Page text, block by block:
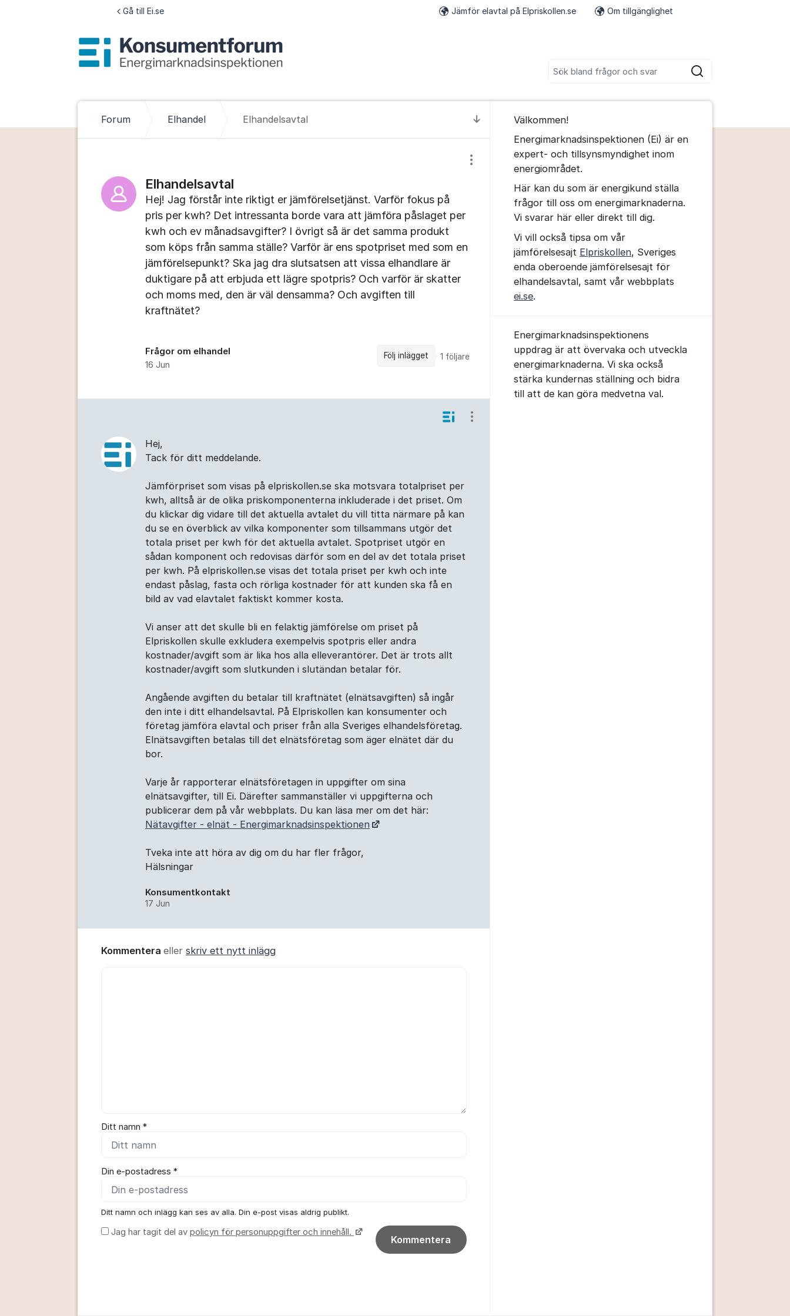
Sök
Gå till Ei.se Jämför elavtal på Elpriskollen.se Om tillgänglighetFler supportlänkar
Till senaste kommentaren
Forum Elhandel Elhandelsavtal
Elhandelsavtal
Visa/dölj inställningar för inlägg/kommentar
Hej! Jag förstår inte riktigt er jämförelsetjänst. Varför fokus på
pris per kwh? Det intressanta borde vara att jämföra påslaget per
kwh och ev månadsavgifter? I övrigt så är det samma produkt
som köps från samma ställe? Varför är ens spotpriset med som en
jämförelsepunkt? Ska jag dra slutsatsen att vissa elhandlare är
duktigare på att erbjuda ett lägre spotpris? Och varför är skatter
och moms med, den är väl densamma? Och avgiften till
kraftnätet? ​
Frågor om elhandel
16 Jun
Följ inlägget 1 följare
Hej,
Tack för ditt meddelande.
Jämförpriset som visas på elpriskollen.se ska motsvara totalpriset per
kwh, alltså är de olika priskomponenterna inkluderade i det priset. Om
du klickar dig vidare till det aktuella avtalet du vill titta närmare på kan
du se en överblick av vilka komponenter som tillsammans utgör det
totala priset per kwh för det aktuella avtalet. Spotpriset utgör en
sådan komponent och redovisas därför som en del av det totala priset
per kwh. På elpriskollen.se visas det totala priset per kwh och inte
endast påslag, fasta och rörliga kostnader för att kunden ska få en
bild av vad elavtalet faktiskt kommer kosta.
Vi anser att det skulle bli en felaktig jämförelse om priset på
Elpriskollen skulle exkludera exempelvis spotpris eller andra
kostnader/avgift som är lika hos alla elleverantörer. Det är trots allt
kostnader/avgift som slutkunden i slutändan betalar för.
Angående avgiften du betalar till kraftnätet (elnätsavgiften) så ingår
den inte i ditt elhandelsavtal. På Elpriskollen kan konsumenter och
företag jämföra elavtal och priser från alla Sveriges elhandelsföretag.
Elnätsavgiften betalas till det elnätsföretag som äger elnätet där du
bor.
Varje år rapporterar elnätsföretagen in uppgifter om sina
elnätsavgifter, till Ei. Därefter sammanställer vi uppgifterna och
publicerar dem på vår webbplats. Du kan läsa mer om det här:
Nätavgifter - elnät - Energimarknadsinspektionen
Tveka inte att höra av dig om du har fler frågor,
Hälsningar
Konsumentkontakt
17 Jun
Visa/dölj inställningar för inlägg/kommentar
Kommentera eller skriv ett nytt inlägg
Ditt namn *
Din e-postadress *
Ditt namn och inlägg kan ses av alla. Din e-post visas aldrig publikt.
Jag har tagit del av policyn för personuppgifter och innehåll.
Kommentera
Välkommen!
Energimarknadsinspektionen (Ei) är en
expert- och tillsynsmyndighet inom
energiområdet.
Här kan du som är energikund ställa
frågor till oss om energimarknaderna.
Vi svarar här eller direkt till dig.
Vi vill också tipsa om vår
jämförelsesajt Elpriskollen, Sveriges
enda oberoende jämförelsesajt för
elhandelsavtal, samt vår webbplats
ei.se.
Energimarknadsinspektionens
uppdrag är att övervaka och utveckla
energimarknaderna. Vi ska också
stärka kundernas ställning och bidra
till att de kan göra medvetna val.